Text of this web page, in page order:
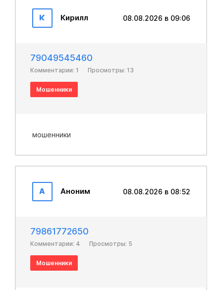
К Кирилл 08.08.2026 в 09:06
79049545460
Комментарии: 1 Просмотры: 13
Мошенники
мошенники
А Аноним 08.08.2026 в 08:52
79861772650
Комментарии: 4 Просмотры: 5
Мошенники